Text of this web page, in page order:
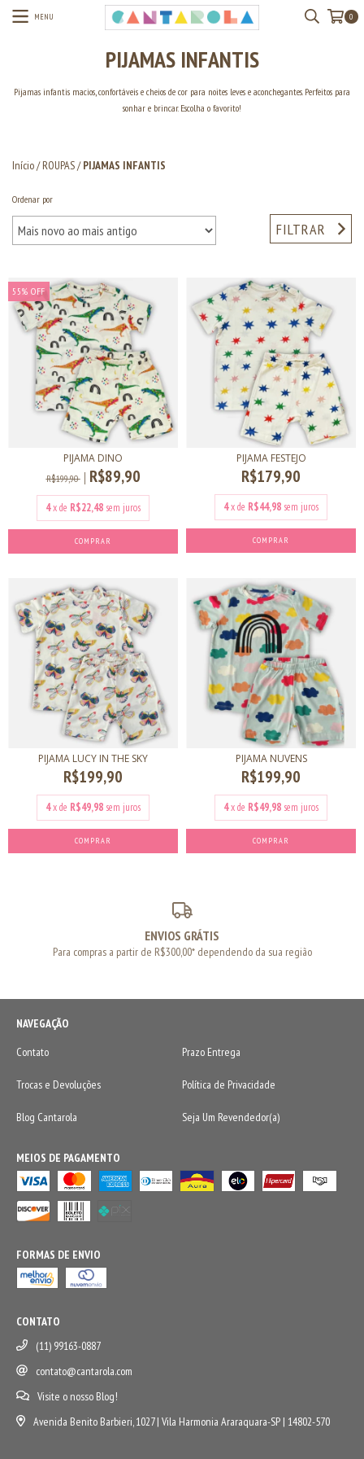
MENU 0
PIJAMAS INFANTIS
Pijamas infantis macios, confortáveis e cheios de cor para noites leves e aconchegantes. Perfeitos para
sonhar e brincar. Escolha o favorito!
Início/ ROUPAS/ PIJAMAS INFANTIS
Ordenar por
FILTRAR
55% OFF
PIJAMA DINO
R$199,90 R$89,90
4x de R$22,48 sem juros
COMPRAR
PIJAMA FESTEJO
R$179,90
4x de R$44,98 sem juros
COMPRAR
PIJAMA LUCY IN THE SKY
R$199,90
4x de R$49,98 sem juros
COMPRAR
PIJAMA NUVENS
R$199,90
4x de R$49,98 sem juros
COMPRAR
ENVIOS GRÁTIS
Para compras a partir de R$300,00* dependendo da sua região
NAVEGAÇÃO
Contato
Prazo Entrega
Trocas e Devoluções Política de Privacidade
Blog Cantarola Seja Um Revendedor(a)
MEIOS DE PAGAMENTO
FORMAS DE ENVIO
CONTATO
(11) 99163-0887
contato@cantarola.com
Visite o nosso Blog!
Avenida Benito Barbieri, 1027 | Vila Harmonia Araraquara-SP | 14802-570